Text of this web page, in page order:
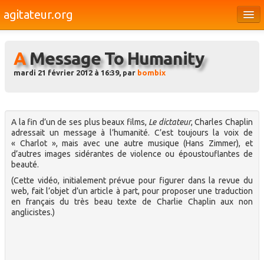
agitateur.org
Bourges & le Cher
Médias
Dossiers
A Message To Humanity
mardi 21 février 2012 à 16:39, par bombix
A la fin d’un de ses plus beaux films, Le dictateur, Charles Chaplin
adressait un message à l’humanité. C’est toujours la voix de
« Charlot », mais avec une autre musique (Hans Zimmer), et
d’autres images sidérantes de violence ou époustouflantes de
beauté.
(Cette vidéo, initialement prévue pour figurer dans la revue du
web, fait l’objet d’un article à part, pour proposer une traduction
en français du très beau texte de Charlie Chaplin aux non
anglicistes.)